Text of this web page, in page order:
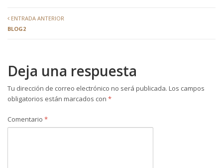
ENTRADA ANTERIOR
BLOG2
Deja una respuesta
Tu dirección de correo electrónico no será publicada. Los campos
obligatorios están marcados con *
Comentario *